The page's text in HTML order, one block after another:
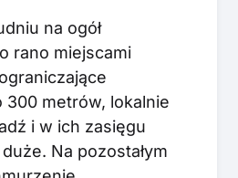
na ogół
rano miejscami
300 metrów, lokalnie
i w ich zasięgu
Na pozostałym